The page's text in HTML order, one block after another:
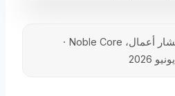
— مستشار أعمال، Noble Core ·
2026